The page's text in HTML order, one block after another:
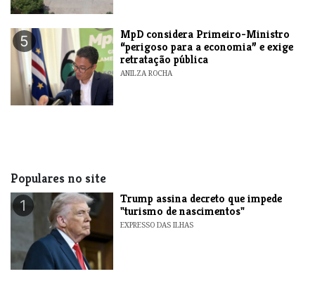
5
MpD considera Primeiro-Ministro
“perigoso para a economia” e exige
retratação pública
ANILZA ROCHA
Populares no site
1
Trump assina decreto que impede
"turismo de nascimentos"
EXPRESSO DAS ILHAS